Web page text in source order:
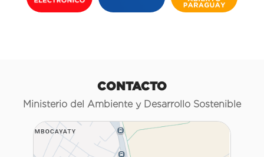
CONTACTO
Ministerio del Ambiente y Desarrollo Sostenible